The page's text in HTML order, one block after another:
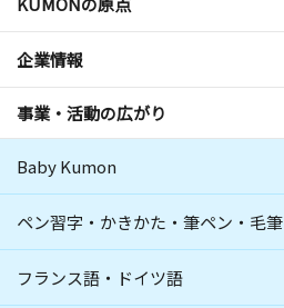
企業情報
事業・活動の広がり
Baby Kumon
ペン習字・かきかた・筆ペン・毛筆
フランス語・ドイツ語